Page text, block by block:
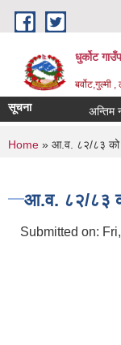
Skip to main content
धुर्कोट
बर्वोट,गुल्मी
सूचना अन्तिम
You are
Home » आ.व. ८२/८३ को
आ.व. ८२/८३ को
Submitted on: